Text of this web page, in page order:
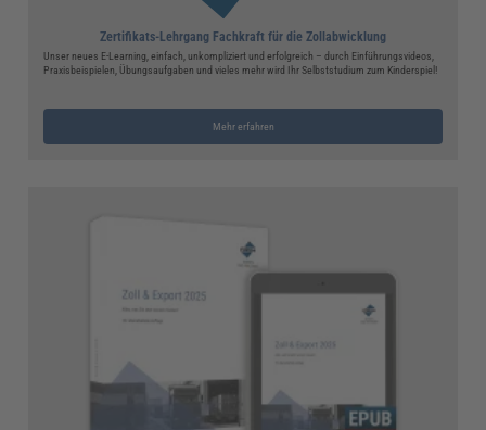
Zertifikats-Lehrgang Fachkraft für die Zollabwicklung
Unser neues E-Learning, einfach, unkompliziert und erfolgreich – durch Einführungsvideos,
Praxisbeispielen, Übungsaufgaben und vieles mehr wird Ihr Selbststudium zum Kinderspiel!
Mehr erfahren